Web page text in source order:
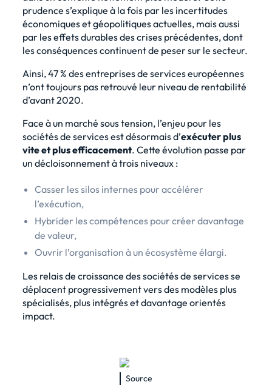
prudence s’explique à la fois par les incertitudes
économiques et géopolitiques actuelles, mais aussi
par les effets durables des crises précédentes, dont
les conséquences continuent de peser sur le secteur.
Ainsi, 47 % des entreprises de services européennes
n’ont toujours pas retrouvé leur niveau de rentabilité
d’avant 2020.
Face à un marché sous tension, l’enjeu pour les
sociétés de services est désormais d’exécuter plus
vite et plus efficacement. Cette évolution passe par
un décloisonnement à trois niveaux :
Casser les silos internes pour accélérer
l’exécution,
Hybrider les compétences pour créer davantage
de valeur,
Ouvrir l’organisation à un écosystème élargi.
Les relais de croissance des sociétés de services se
déplacent progressivement vers des modèles plus
spécialisés, plus intégrés et davantage orientés
impact.
Source